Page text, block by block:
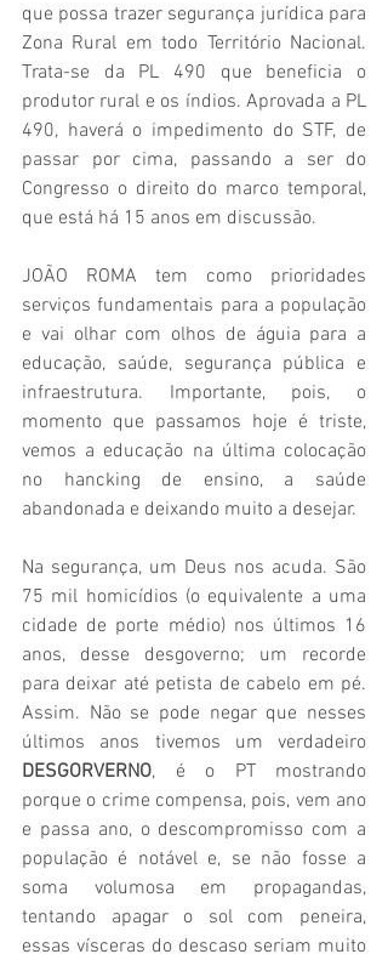
que possa trazer segurança jurídica para
Zona Rural em todo Território Nacional.
Trata-se da PL 490 que beneficia o
produtor rural e os índios. Aprovada a PL
490, haverá o impedimento do STF, de
passar por cima, passando a ser do
Congresso o direito do marco temporal,
que está há 15 anos em discussão.
JOÃO ROMA tem como prioridades
serviços fundamentais para a população
e vai olhar com olhos de águia para a
educação, saúde, segurança pública e
infraestrutura. Importante, pois, o
momento que passamos hoje é triste,
vemos a educação na última colocação
no hancking de ensino, a saúde
abandonada e deixando muito a desejar.
Na segurança, um Deus nos acuda. São
75 mil homicídios (o equivalente a uma
cidade de porte médio) nos últimos 16
anos, desse desgoverno; um recorde
para deixar até petista de cabelo em pé.
Assim. Não se pode negar que nesses
DESGORVERNO, é o PT mostrando
porque o crime compensa, pois, vem ano
e passa ano, o descompromisso com a
população é notável e, se não fosse a
soma volumosa em propagandas,
tentando apagar o sol com peneira,
essas vísceras do descaso seriam muito